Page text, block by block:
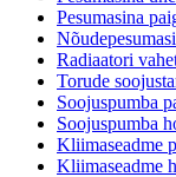
Pesumasina
Radiaatori
Torude
Soojuspumba
Soojuspumba
Kliimaseadme
Kliimaseadme